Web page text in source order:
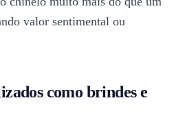
valor sentimental ou
como brindes e